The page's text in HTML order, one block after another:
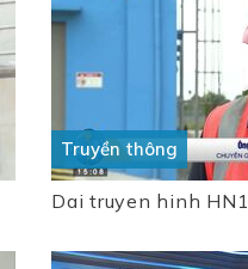
Truyền thông
Dai truyen hinh HN1